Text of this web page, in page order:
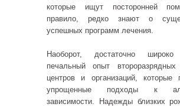
которые ищут посторонней
правило, редко знают о
успешных программ лечения.
Наоборот, достаточно широко
печальный опыт второразрядных
центров и организаций, которые
упрощенные подходы к
зависимости. Надежды близких